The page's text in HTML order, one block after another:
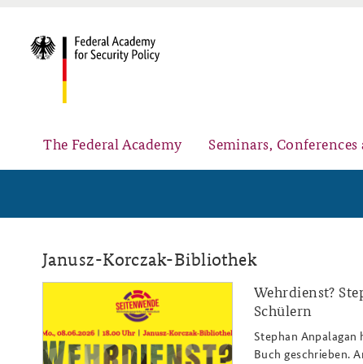
The Federal Academy
Advisory Board
Partners
Seminars, Conferences
Security Policy Course for Senior Officials
Public Events
Janusz-Korczak-Bibliothek
Wehrdienst?
Schülern
Stephan
Buch geschrieben.